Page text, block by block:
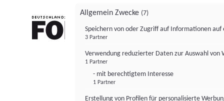
Allgemein Zwecke (7)
Speichern von oder Zugriff auf Informationen auf
3 Partner
Verwendung reduzierter Daten zur Auswahl von
1 Partner
- mit berechtigtem Interesse
1 Partner
Erstellung von Profilen für personalisierte
FONDS professionell